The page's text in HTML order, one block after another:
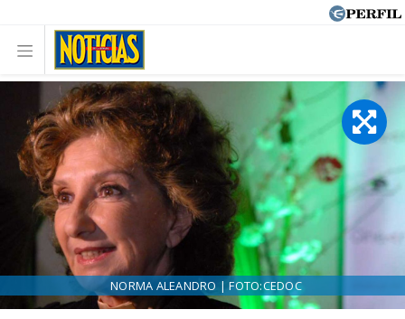
NORMA ALEANDRO | FOTO:CEDOC